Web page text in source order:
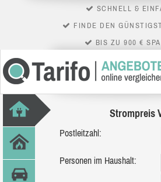
SCHNELL &
FINDE DEN
BIS ZU 900 €
Strompreis
Postleitzahl:
Personen im Haushalt: